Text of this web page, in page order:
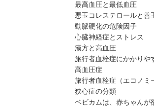
最高血圧と最低血圧
悪玉コレステロールと善
動脈硬化の危険因子
心臓神経症とストレス
漢方と高血圧
旅行者血栓症にかかりや
高血圧症
旅行者血栓症（エコノミ
狭心症の分類
ベビカムは、赤ちゃんが